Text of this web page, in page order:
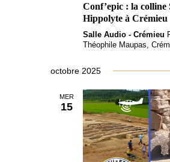
Conf’epic : la colline
Hippolyte à Crémieu
Salle Audio - Crémieu
Théophile Maupas,
octobre 2025
MER
15